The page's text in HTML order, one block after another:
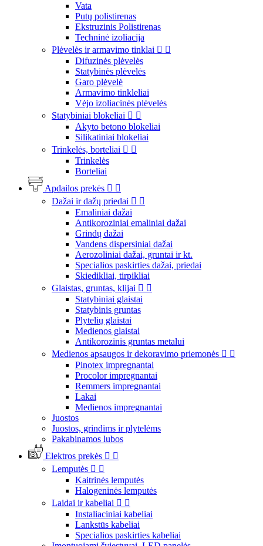
Vata
Putų polistirenas
Ekstruzinis Polistirenas
Techninė izoliacija
Plėvelės ir armavimo tinklai  
Difuzinės plėvelės
Statybinės plėvelės
Garo plėvelė
Armavimo tinkleliai
Vėjo izoliacinės plėvelės
Statybiniai blokeliai  
Akyto betono blokeliai
Silikatiniai blokeliai
Trinkelės, borteliai  
Trinkelės
Borteliai
Apdailos prekės  
Dažai ir dažų priedai  
Emaliniai dažai
Antikoroziniai emaliniai dažai
Grindų dažai
Vandens dispersiniai dažai
Aerozoliniai dažai, gruntai ir kt.
Specialios paskirties dažai, priedai
Skiedikliai, tirpikliai
Glaistas, gruntas, klijai  
Statybiniai glaistai
Statybinis gruntas
Plytelių glaistai
Medienos glaistai
Antikorozinis gruntas metalui
Medienos apsaugos ir dekoravimo priemonės  
Pinotex impregnantai
Procolor impregnantai
Remmers impregnantai
Lakai
Medienos impregnantai
Juostos
Juostos, grindims ir plytelėms
Pakabinamos lubos
Elektros prekės  
Lemputės  
Kaitrinės lemputės
Halogeninės lemputės
Laidai ir kabeliai  
Instaliaciniai kabeliai
Lankstūs kabeliai
Specialios paskirties kabeliai